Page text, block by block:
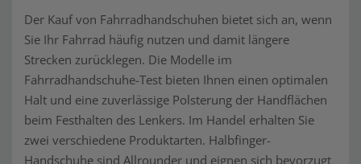
Der Kauf von Fahrradhandschuhen bietet sich an, wenn
Sie Ihr Fahrrad häufig nutzen und damit längere
Strecken zurücklegen. Die Modelle im
Fahrradhandschuhe-Test bieten Ihnen einen optimalen
Halt und eine zuverlässige Polsterung der Handflächen
beim Festhalten des Lenkers. Im Handel erhalten Sie
zwei verschiedene Produktarten. Halbfinger-
Handschuhe sind Allrounder und eignen sich bevorzugt